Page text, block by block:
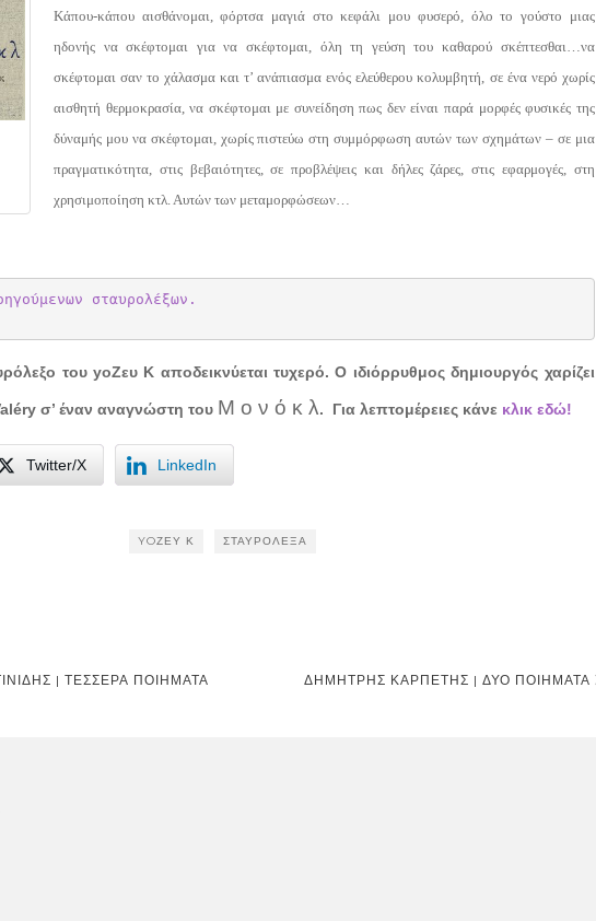
Κάπου-κάπου αισθάνομαι, φόρτσα μαγιά στο κεφάλι μου φυσερό, όλο το γούστο μιας
ηδονής να σκέφτομαι για να σκέφτομαι, όλη τη γεύση του καθαρού σκέπτεσθαι…να
σκέφτομαι σαν το χάλασμα και τ’ ανάπιασμα ενός ελεύθερου κολυμβητή, σε ένα νερό χωρίς
αισθητή θερμοκρασία, να σκέφτομαι με συνείδηση πως δεν είναι παρά μορφές φυσικές της
δύναμής μου να σκέφτομαι, χωρίς πιστεύω στη συμμόρφωση αυτών των σχημάτων – σε μια
πραγματικότητα, στις βεβαιότητες, σε προβλέψεις και δήλες ζάρες, στις εφαρμογές, στη
χρησιμοποίηση κτλ. Αυτών των μεταμορφώσεων…
σταυρολέξων.
του yoΖευ Κ αποδεικνύεται τυχερό. Ο ιδιόρρυθμος δημιουργός χαρίζει
σ’ έναν αναγνώστη του Μ ο ν ό κ λ. Για λεπτομέρειες κάνε κλικ εδώ!
Twitter/X LinkedIn
YOΖΕΥ Κ ΣΤΑΥΡΌΛΕΞΑ
| ΤΈΣΣΕΡΑ ΠΟΙΉΜΑΤΑ ΔΗΜΉΤΡΗΣ ΚΑΡΠΈΤΗΣ | ΔΎΟ ΠΟΙΉΜΑΤΑ